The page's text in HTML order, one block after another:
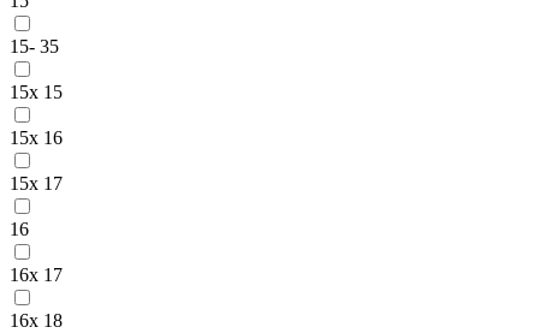
15- 35
15x 15
15x 16
15x 17
16
16x 17
16x 18